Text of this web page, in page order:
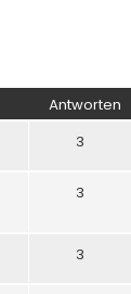
Antworten
3
3
3